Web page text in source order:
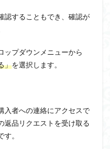
認することもでき、確認が
ップダウンメニューから
」を選択します。
入者への連絡にアクセスで
返品リクエストを受け取る
。